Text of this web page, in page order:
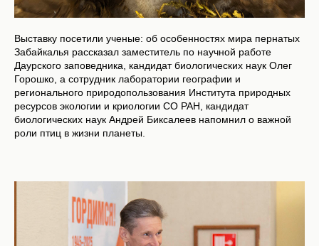
Выставку посетили ученые: об особенностях мира пернатых
Забайкалья рассказал заместитель по научной работе
Даурского заповедника, кандидат биологических наук Олег
Горошко, а сотрудник лаборатории географии и
регионального природопользования Института природных
ресурсов экологии и криологии СО РАН, кандидат
биологических наук Андрей Биксалеев напомнил о важной
роли птиц в жизни планеты.